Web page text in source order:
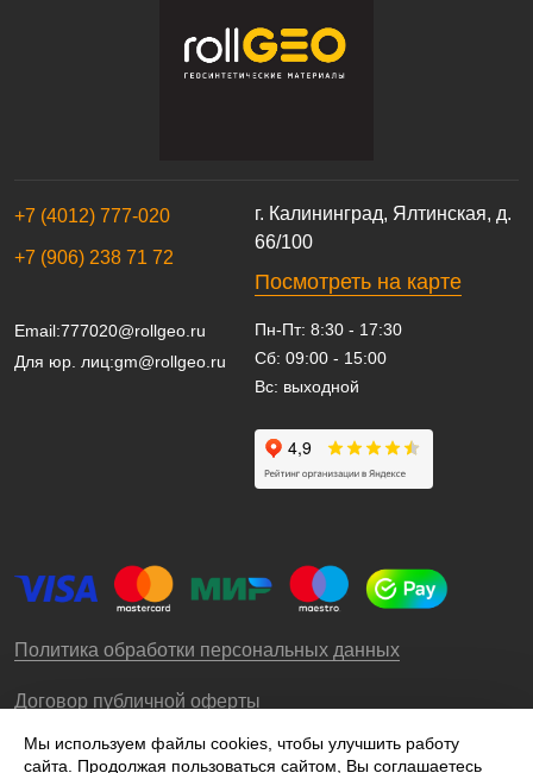
г. Калининград, Ялтинская, д.
66/100
Посмотреть на карте
+7 (4012) 777-020
+7 (906) 238 71 72
Email:777020@rollgeo.ru
Для юр. лиц:gm@rollgeo.ru
Пн-Пт: 8:30 - 17:30
Сб: 09:00 - 15:00
Вс: выходной
Политика обработки персональных данных
Договор публичной оферты
Мы используем файлы cookies, чтобы улучшить работу
сайта. Продолжая пользоваться сайтом, Вы соглашаетесь